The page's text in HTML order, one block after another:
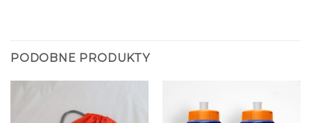
PODOBNE PRODUKTY